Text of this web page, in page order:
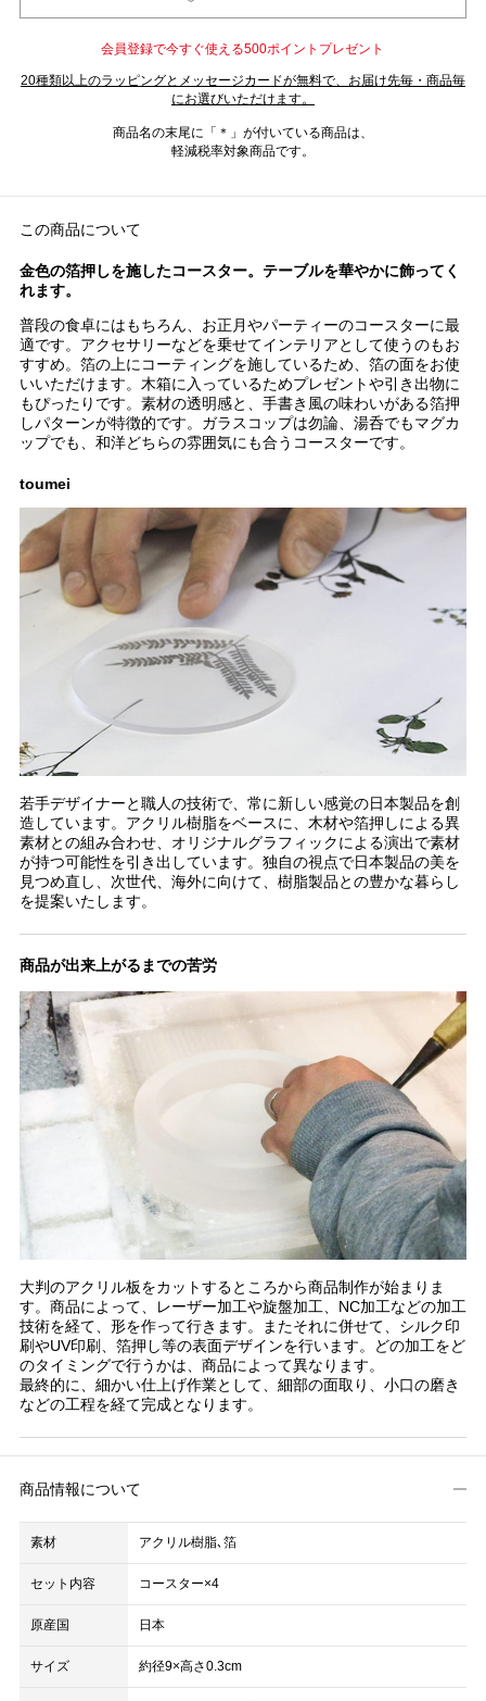
会員登録で今すぐ使える500ポイントプレゼント
20種類以上のラッピングとメッセージカードが無料で、お届け先毎・商品毎
にお選びいただけます。
商品名の末尾に「＊」が付いている商品は、
軽減税率対象商品です。
この商品について
金色の箔押しを施したコースター。テーブルを華やかに飾ってく
れます。
普段の食卓にはもちろん、お正月やパーティーのコースターに最
適です。アクセサリーなどを乗せてインテリアとして使うのもお
すすめ。箔の上にコーティングを施しているため、箔の面をお使
いいただけます。木箱に入っているためプレゼントや引き出物に
もぴったりです。素材の透明感と、手書き風の味わいがある箔押
しパターンが特徴的です。ガラスコップは勿論、湯呑でもマグカ
ップでも、和洋どちらの雰囲気にも合うコースターです。
toumei
若手デザイナーと職人の技術で、常に新しい感覚の日本製品を創
造しています。アクリル樹脂をベースに、木材や箔押しによる異
素材との組み合わせ、オリジナルグラフィックによる演出で素材
が持つ可能性を引き出しています。独自の視点で日本製品の美を
見つめ直し、次世代、海外に向けて、樹脂製品との豊かな暮らし
を提案いたします。
商品が出来上がるまでの苦労
大判のアクリル板をカットするところから商品制作が始まりま
す。商品によって、レーザー加工や旋盤加工、NC加工などの加工
技術を経て、形を作って行きます。またそれに併せて、シルク印
刷やUV印刷、箔押し等の表面デザインを行います。どの加工をど
のタイミングで行うかは、商品によって異なります。
最終的に、細かい仕上げ作業として、細部の面取り、小口の磨き
などの工程を経て完成となります。
商品情報について
素材 アクリル樹脂､箔
セット内容 コースター×4
原産国 日本
サイズ 約径9×高さ0.3cm